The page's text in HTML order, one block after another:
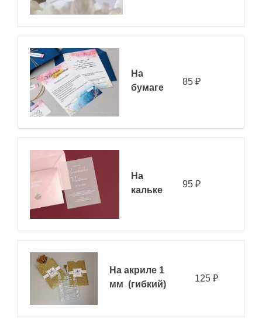
На
бумаге
85
На
кальке
95
На акриле 1
мм (гибкий)
125